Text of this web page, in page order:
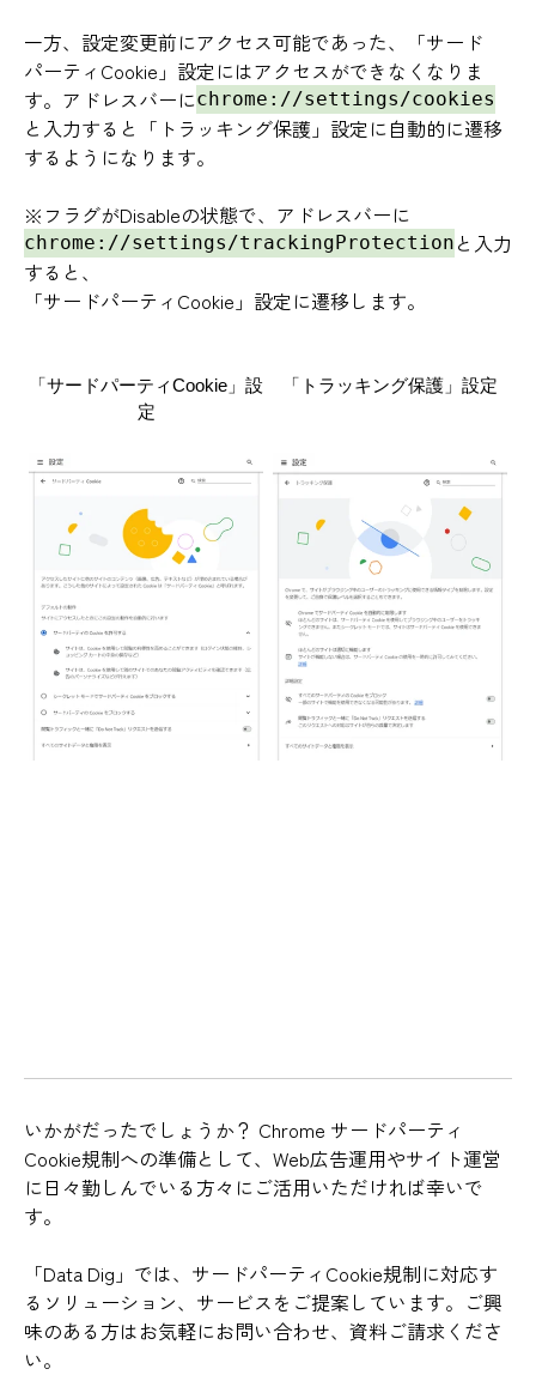
一方、設定変更前にアクセス可能であった、「サード
パーティCookie」設定にはアクセスができなくなりま
す。アドレスバーにchrome://settings/cookies
と入力すると「トラッキング保護」設定に自動的に遷移
するようになります。
※フラグがDisableの状態で、アドレスバーに
chrome://settings/trackingProtection と入力
すると、
「サードパーティCookie」設定に遷移します。
「サードパーティCookie」設
定
「トラッキング保護」設定
いかがだったでしょうか？ Chrome サードパーティ
Cookie規制への準備として、Web広告運用やサイト運営
に日々勤しんでいる方々にご活用いただければ幸いで
す。
「Data Dig」では、サードパーティCookie規制に対応す
るソリューション、サービスをご提案しています。ご興
味のある方はお気軽にお問い合わせ、資料ご請求くださ
い。